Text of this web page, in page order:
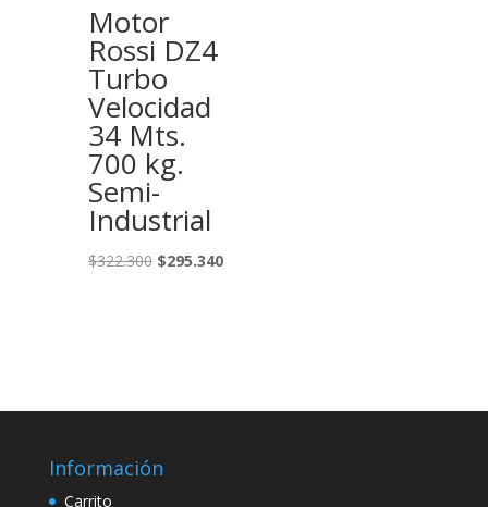
Motor
Rossi DZ4
Turbo
Velocidad
34 Mts.
700 kg.
Semi-
Industrial
$322.300 El
$295.340El
Información
Carrito